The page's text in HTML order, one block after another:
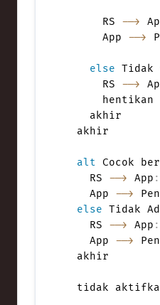
      RS
-->
      App
-->
else Tidak
      RS
-->
hentikan
    akhir
  akhir
alt Cocok
    RS
--> App :
    App
-->
else Tidak
    RS
--> App :
    App
-->
  akhir
tidak